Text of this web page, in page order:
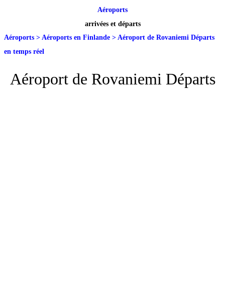
Aéroports
arrivées et départs
Aéroports > Aéroports en Finlande > Aéroport de Rovaniemi Départs
en temps réel
Aéroport de Rovaniemi Départs